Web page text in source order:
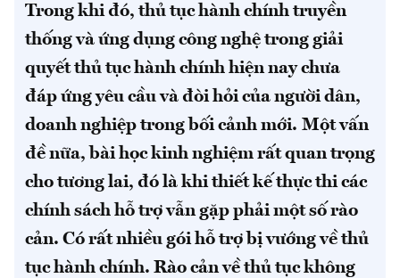
Trong khi đó, thủ tục hành chính truyền
thống và ứng dụng công nghệ trong giải
quyết thủ tục hành chính hiện nay chưa
đáp ứng yêu cầu và đòi hỏi của người dân,
doanh nghiệp trong bối cảnh mới. Một vấn
đề nữa, bài học kinh nghiệm rất quan trọng
cho tương lai, đó là khi thiết kế thực thi các
chính sách hỗ trợ vẫn gặp phải một số rào
cản. Có rất nhiều gói hỗ trợ bị vướng về thủ
tục hành chính. Rào cản về thủ tục không